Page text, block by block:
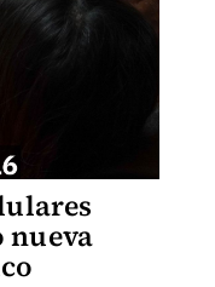
nueva